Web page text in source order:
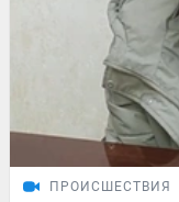
ПРОИСШЕСТВИЯ